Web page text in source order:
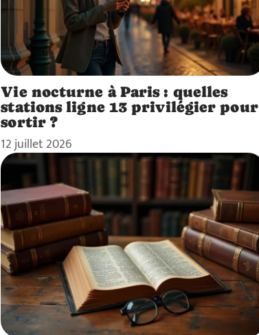
Vie nocturne à Paris : quelles
stations ligne 13 privilégier pour
sortir ?
12 juillet 2026